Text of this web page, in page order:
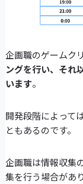
企画職のゲームク
ングを行い、それ
います。
開発段階によって
ともあるのです。
企画職は情報収集
集を行う場合があ